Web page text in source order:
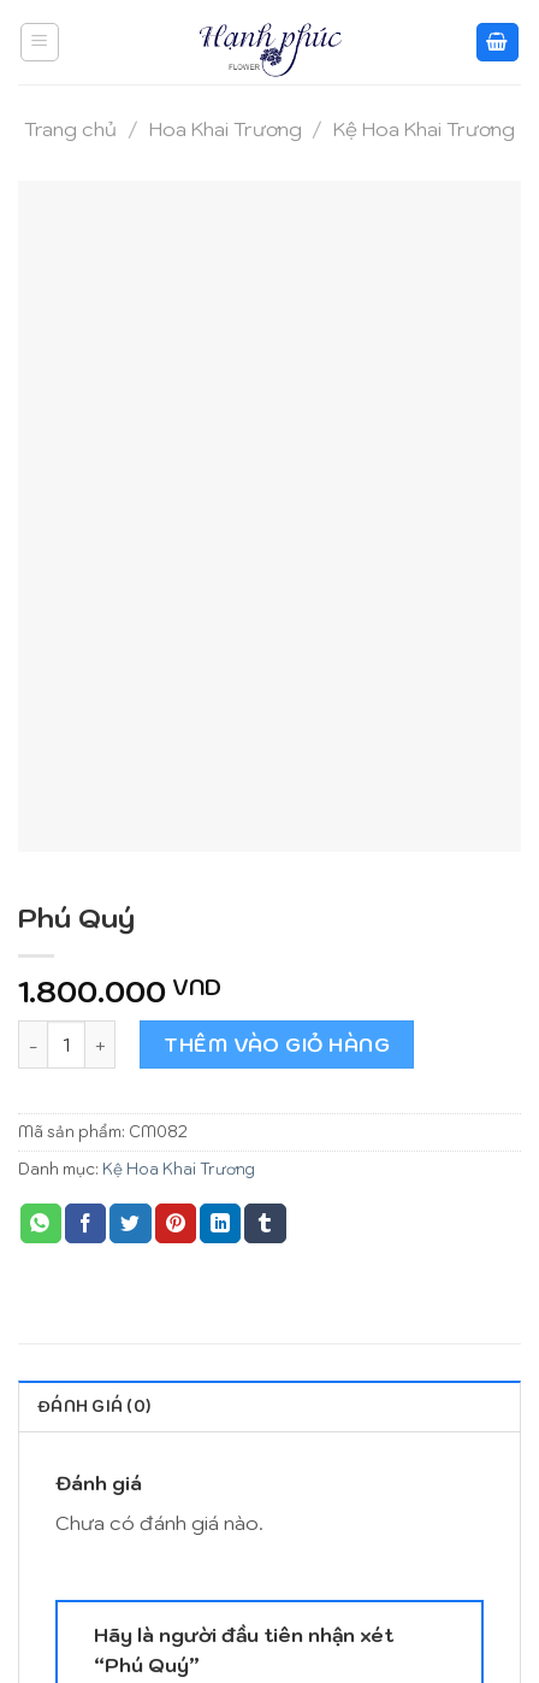
Trang chủ / Hoa Khai Trương / Kệ Hoa Khai Trương
Phú Quý
1.800.000 VND
Phú Quý số lượngTHÊM VÀO GIỎ HÀNG
Mã sản phẩm: CM082
Danh mục: Kệ Hoa Khai Trương
ĐÁNH GIÁ (0)
Đánh giá
Chưa có đánh giá nào.
Hãy là người đầu tiên nhận xét
“Phú Quý”